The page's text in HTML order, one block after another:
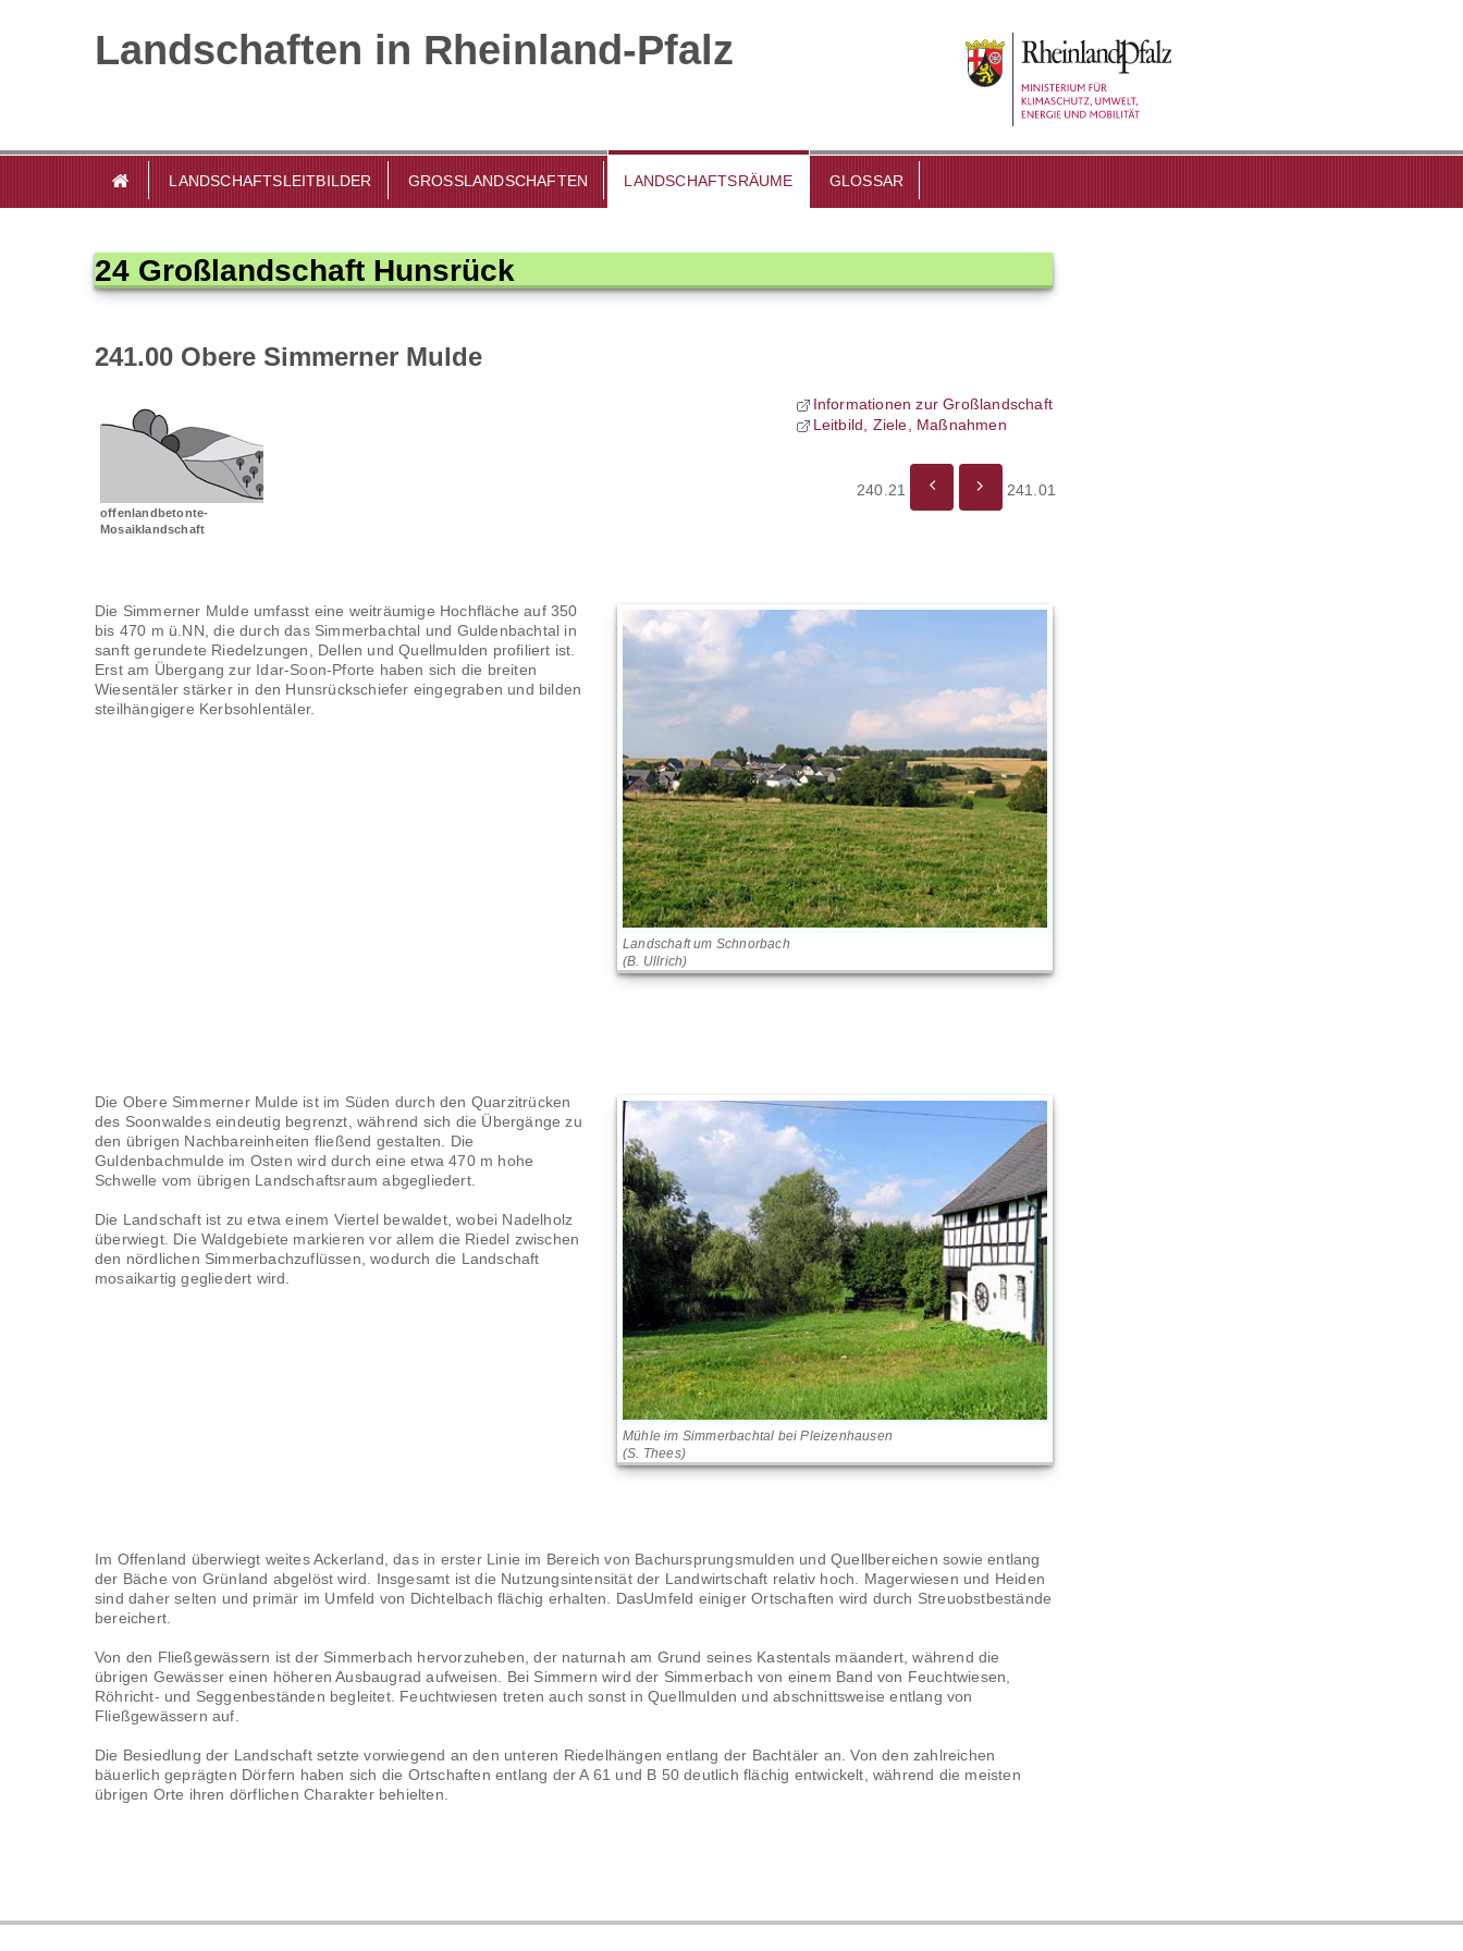
Landschaften in Rheinland-Pfalz
LANDSCHAFTSLEITBILDER GROSSLANDSCHAFTEN LANDSCHAFTSRÄUME GLOSSAR
24 Großlandschaft Hunsrück
241.00 Obere Simmerner Mulde
Informationen zur Großlandschaft
Leitbild, Ziele, Maßnahmen
offenlandbetonte-
Mosaiklandschaft
240.21 241.01
Landschaft um Schnorbach
(B. Ullrich)
Die Simmerner Mulde umfasst eine weiträumige Hochfläche auf 350
bis 470 m ü.NN, die durch das Simmerbachtal und Guldenbachtal in
sanft gerundete Riedelzungen, Dellen und Quellmulden profiliert ist.
Erst am Übergang zur Idar-Soon-Pforte haben sich die breiten
Wiesentäler stärker in den Hunsrückschiefer eingegraben und bilden
steilhängigere Kerbsohlentäler.
Mühle im Simmerbachtal bei Pleizenhausen
(S. Thees)
Die Obere Simmerner Mulde ist im Süden durch den Quarzitrücken
des Soonwaldes eindeutig begrenzt, während sich die Übergänge zu
den übrigen Nachbareinheiten fließend gestalten. Die
Guldenbachmulde im Osten wird durch eine etwa 470 m hohe
Schwelle vom übrigen Landschaftsraum abgegliedert.
Die Landschaft ist zu etwa einem Viertel bewaldet, wobei Nadelholz
überwiegt. Die Waldgebiete markieren vor allem die Riedel zwischen
den nördlichen Simmerbachzuflüssen, wodurch die Landschaft
mosaikartig gegliedert wird.
Im Offenland überwiegt weites Ackerland, das in erster Linie im Bereich von Bachursprungsmulden und Quellbereichen sowie entlang
der Bäche von Grünland abgelöst wird. Insgesamt ist die Nutzungsintensität der Landwirtschaft relativ hoch. Magerwiesen und Heiden
sind daher selten und primär im Umfeld von Dichtelbach flächig erhalten. DasUmfeld einiger Ortschaften wird durch Streuobstbestände
bereichert.
Von den Fließgewässern ist der Simmerbach hervorzuheben, der naturnah am Grund seines Kastentals mäandert, während die
übrigen Gewässer einen höheren Ausbaugrad aufweisen. Bei Simmern wird der Simmerbach von einem Band von Feuchtwiesen,
Röhricht- und Seggenbeständen begleitet. Feuchtwiesen treten auch sonst in Quellmulden und abschnittsweise entlang von
Fließgewässern auf.
Die Besiedlung der Landschaft setzte vorwiegend an den unteren Riedelhängen entlang der Bachtäler an. Von den zahlreichen
bäuerlich geprägten Dörfern haben sich die Ortschaften entlang der A 61 und B 50 deutlich flächig entwickelt, während die meisten
übrigen Orte ihren dörflichen Charakter behielten.